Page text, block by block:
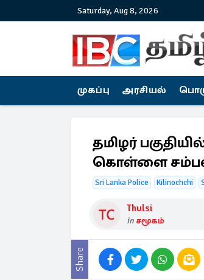
Saturday, Aug 8, 2026
முகப்பு அரசியல்
தமிழர்
கொள்ளை
Sri Lanka Police Kilinochchi
Thulsi
in சமூகம்
Share